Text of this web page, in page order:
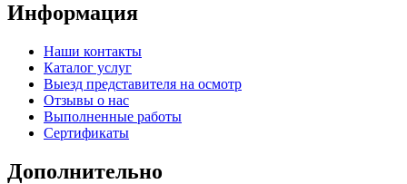
Информация
Наши контакты
Каталог услуг
Выезд представителя на осмотр
Отзывы о нас
Выполненные работы
Сертификаты
Дополнительно